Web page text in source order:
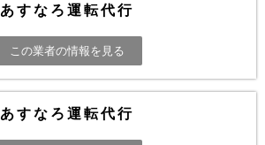
あすなろ運転代行
この業者の情報を見る
あすなろ運転代行